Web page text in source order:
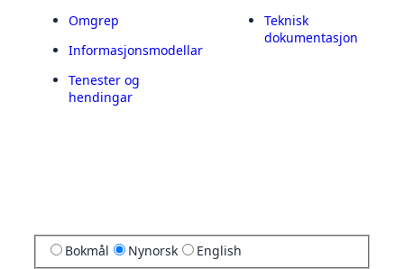
Omgrep
Informasjonsmodellar
Tenester og
hendingar
Teknisk
dokumentasjon
Bokmål Nynorsk English